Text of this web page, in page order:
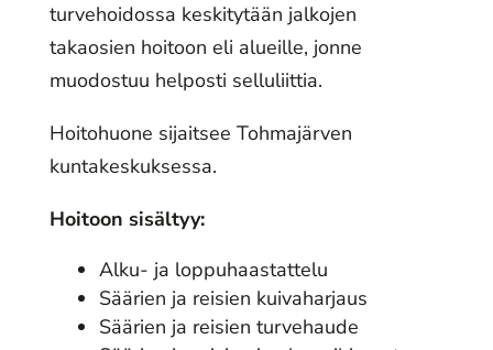
turvehoidossa keskitytään jalkojen
takaosien hoitoon eli alueille, jonne
muodostuu helposti selluliittia.
Hoitohuone sijaitsee Tohmajärven
kuntakeskuksessa.
Hoitoon sisältyy:
Alku- ja loppuhaastattelu
Säärien ja reisien kuivaharjaus
Säärien ja reisien turvehaude